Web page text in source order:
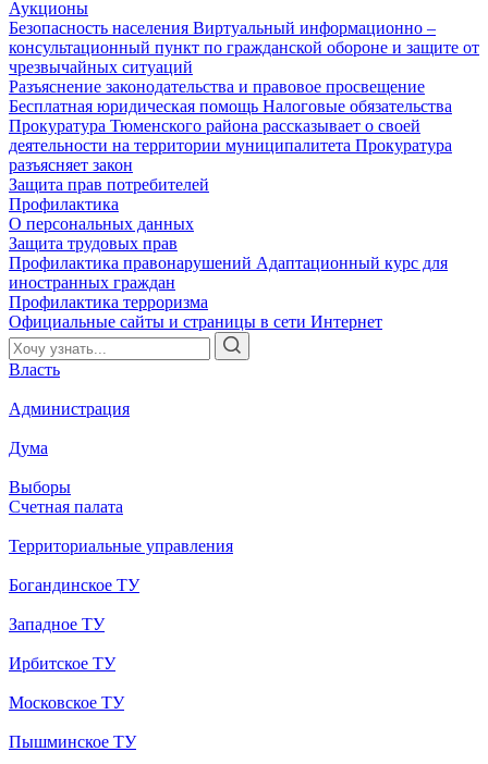
Аукционы
Безопасность населения Виртуальный информационно –
консультационный пункт по гражданской обороне и защите от
чрезвычайных ситуаций
Разъяснение законодательства и правовое просвещение
Бесплатная юридическая помощь Налоговые обязательства
Прокуратура Тюменского района рассказывает о своей
деятельности на территории муниципалитета Прокуратура
разъясняет закон
Защита прав потребителей
Профилактика
О персональных данных
Защита трудовых прав
Профилактика правонарушений Адаптационный курс для
иностранных граждан
Профилактика терроризма
Официальные сайты и страницы в сети Интернет
Власть
Администрация
Дума
Выборы
Счетная палата
Территориальные управления
Богандинское ТУ
Западное ТУ
Ирбитское ТУ
Московское ТУ
Пышминское ТУ